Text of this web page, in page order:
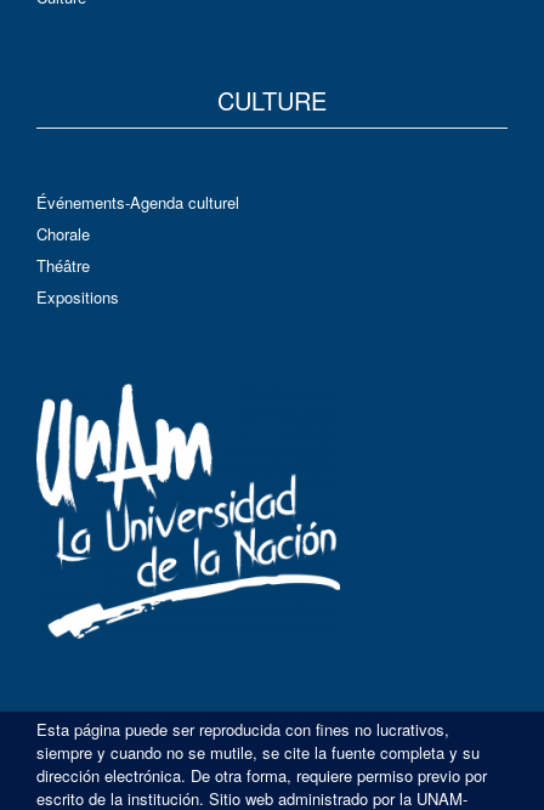
CULTURE
Événements-Agenda culturel
Chorale
Théâtre
Expositions
Esta página puede ser reproducida con fines no lucrativos,
siempre y cuando no se mutile, se cite la fuente completa y su
dirección electrónica. De otra forma, requiere permiso previo por
escrito de la institución. Sitio web administrado por la UNAM-